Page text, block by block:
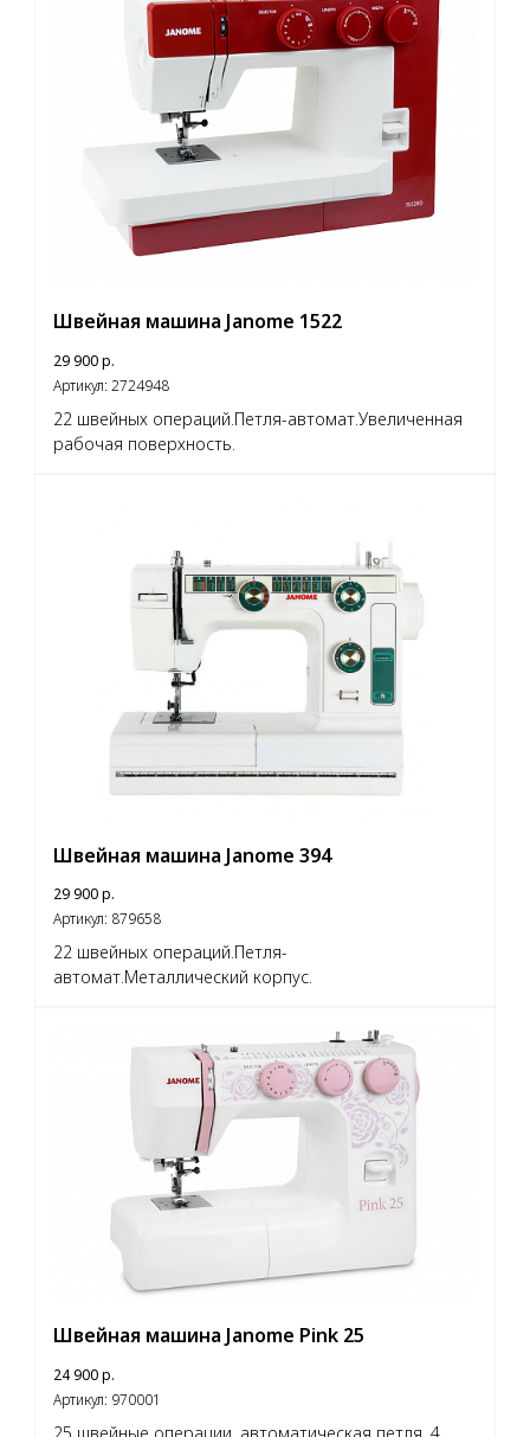
Швейная машина Janome 1522
29 900р.
Артикул: 2724948
22 швейных операций.Петля-автомат.Увеличенная
рабочая поверхность.
Швейная машина Janome 394
29 900р.
Артикул: 879658
22 швейных операций.Петля-
автомат.Металлический корпус.
Швейная машина Janome Pink 25
24 900р.
Артикул: 970001